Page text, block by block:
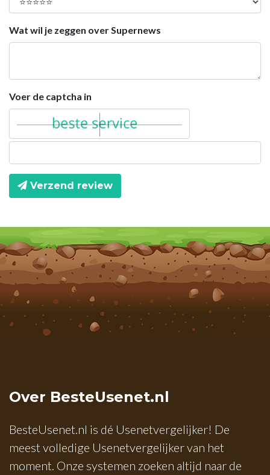
Wat wil je zeggen over Supernews
Voer de captcha in
Verzend review
Over BesteUsenet.nl
BesteUsenet.nl is dé Usenetvergelijker! De
meest volledige Usenetvergelijker van het
moment. Onze systemen zoeken altijd naar de